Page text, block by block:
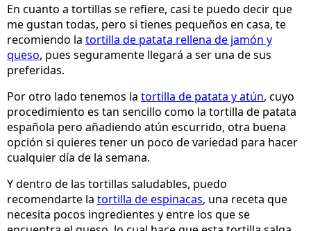
En cuanto a tortillas se refiere, casi te puedo decir que
me gustan todas, pero si tienes pequeños en casa, te
recomiendo la tortilla de patata rellena de jamón y
queso, pues seguramente llegará a ser una de sus
preferidas.
Por otro lado tenemos la tortilla de patata y atún, cuyo
procedimiento es tan sencillo como la tortilla de patata
española pero añadiendo atún escurrido, otra buena
opción si quieres tener un poco de variedad para hacer
cualquier día de la semana.
Y dentro de las tortillas saludables, puedo
recomendarte la tortilla de espinacas, una receta que
necesita pocos ingredientes y entre los que se